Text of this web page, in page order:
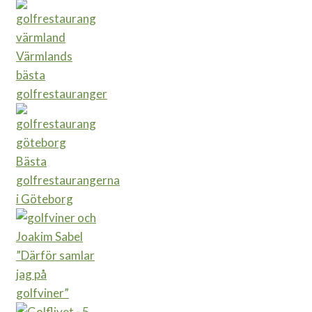
Värmlands
bästa
golfrestauranger
Bästa
golfrestaurangerna
i Göteborg
”Därför samlar
jag på
golfviner”